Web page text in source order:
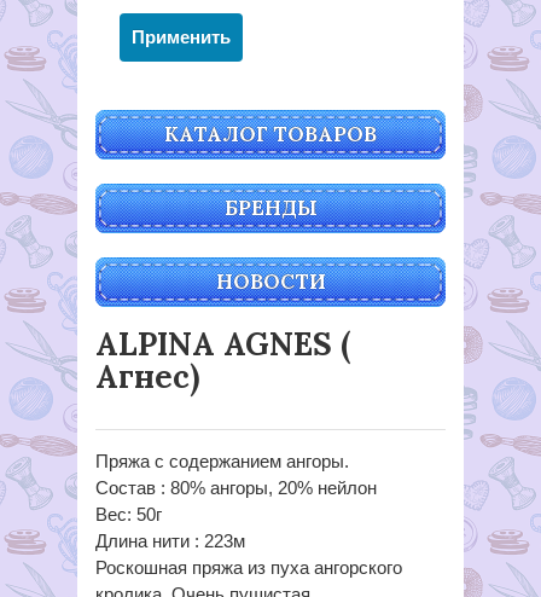
КАТАЛОГ ТОВАРОВ
БРЕНДЫ
НОВОСТИ
ALPINA AGNES (
Агнес)
Пряжа с содержанием ангоры.
Состав : 80% ангоры, 20% нейлон
Вес: 50г
Длина нити : 223м
Роскошная пряжа из пуха ангорского